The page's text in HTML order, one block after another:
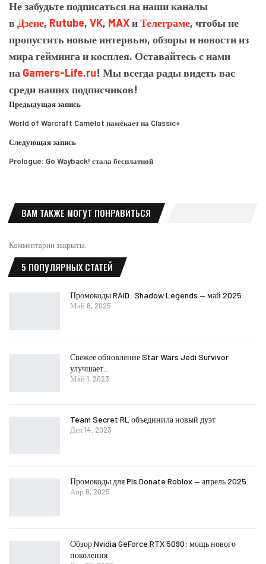
Не забудьте подписаться на наши каналы
в Дзене, Rutube, VK, MAXиТелеграме, чтобы не
пропустить новые интервью, обзоры и новости из
мира гейминга и косплея. Оставайтесь с нами
на Gamers-Life.ru! Мы всегда рады видеть вас
среди наших подписчиков!
Предыдущая запись
World of Warcraft Camelot намекает на Classic+
Следующая запись
Prologue: Go Wayback! стала бесплатной
ВАМ ТАКЖЕ МОГУТ ПОНРАВИТЬСЯ
Комментарии закрыты.
5 ПОПУЛЯРНЫХ СТАТЕЙ
Промокоды RAID: Shadow Legends — май 2025
Май 8, 2025
Свежее обновление Star Wars Jedi Survivor
улучшает…
Май 1, 2023
Team Secret RL объединила новый дуэт
Дек 14, 2023
Промокоды для Pls Donate Roblox — апрель 2025
Апр 6, 2025
Обзор Nvidia GeForce RTX 5090: мощь нового
поколения